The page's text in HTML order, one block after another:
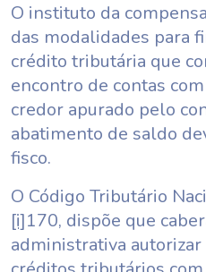
O instituto da
das modalidades para
crédito tributária que
encontro de contas
credor apurado pelo
abatimento de saldo
fisco.
O Código Tributário
[i]170, dispõe que
administrativa autorizar